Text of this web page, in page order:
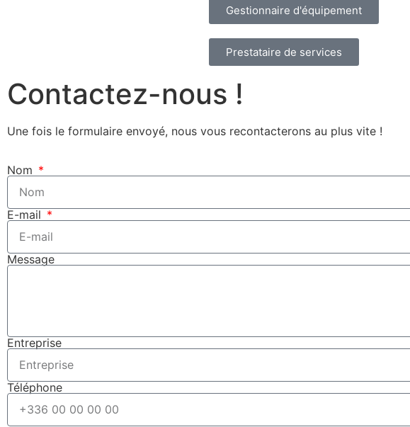
Gestionnaire d'équipement
Prestataire de services
Contactez-nous !
Une fois le formulaire envoyé, nous vous recontacterons au plus vite !
Nom
E-mail
Message
Entreprise
Téléphone